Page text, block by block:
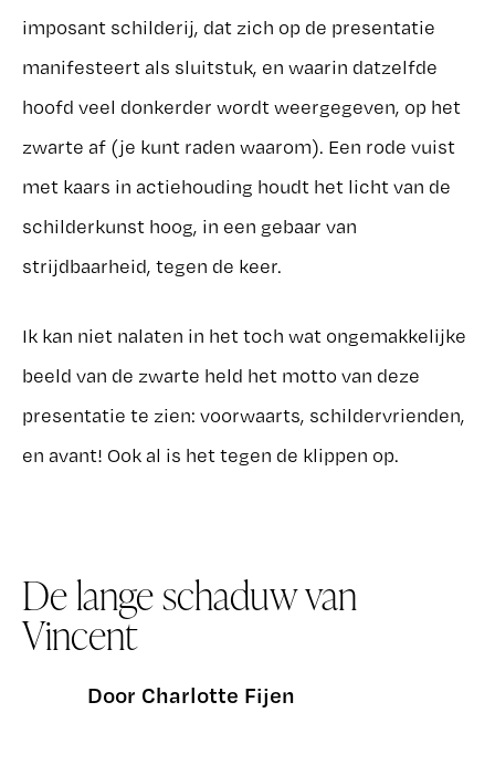
imposant schilderij, dat zich op de presentatie
manifesteert als sluitstuk, en waarin datzelfde
hoofd veel donkerder wordt weergegeven, op het
zwarte af (je kunt raden waarom). Een rode vuist
met kaars in actiehouding houdt het licht van de
schilderkunst hoog, in een gebaar van
strijdbaarheid, tegen de keer.
Ik kan niet nalaten in het toch wat ongemakkelijke
beeld van de zwarte held het motto van deze
presentatie te zien: voorwaarts, schildervrienden,
en avant! Ook al is het tegen de klippen op.
De lange schaduw van
Vincent
Door Charlotte Fijen